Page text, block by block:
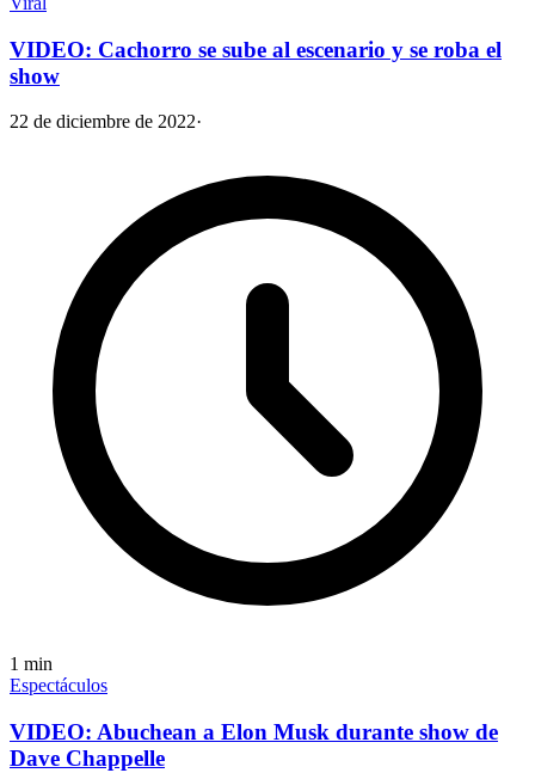
VIDEO: Cachorro se sube al escenario y se roba el
show
22 de diciembre de 2022·
1 min
Espectáculos
VIDEO: Abuchean a Elon Musk durante show de
Dave Chappelle